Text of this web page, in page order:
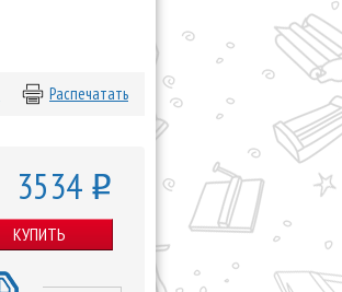
Распечатать
3534 o
КУПИТЬ